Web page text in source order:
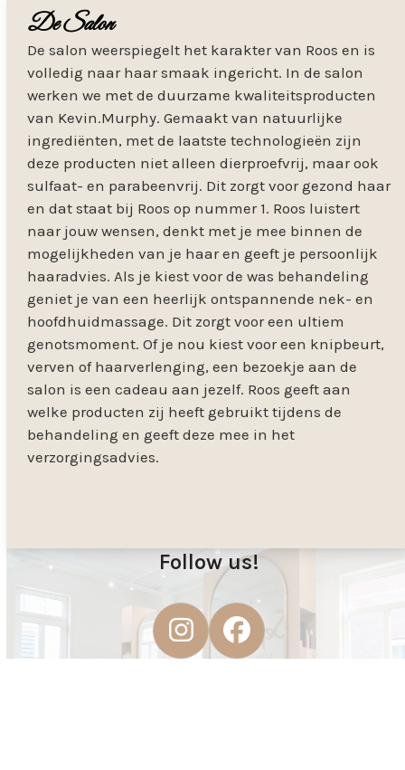
De Salon
De salon weerspiegelt het karakter van Roos en is
volledig naar haar smaak ingericht. In de salon
werken we met de duurzame kwaliteitsproducten
van Kevin.Murphy. Gemaakt van natuurlijke
ingrediënten, met de laatste technologieën zijn
deze producten niet alleen dierproefvrij, maar ook
sulfaat- en parabeenvrij. Dit zorgt voor gezond haar
en dat staat bij Roos op nummer 1. Roos luistert
naar jouw wensen, denkt met je mee binnen de
mogelijkheden van je haar en geeft je persoonlijk
haaradvies. Als je kiest voor de was behandeling
geniet je van een heerlijk ontspannende nek- en
hoofdhuidmassage. Dit zorgt voor een ultiem
genotsmoment. Of je nou kiest voor een knipbeurt,
verven of haarverlenging, een bezoekje aan de
salon is een cadeau aan jezelf. Roos geeft aan
welke producten zij heeft gebruikt tijdens de
behandeling en geeft deze mee in het
verzorgingsadvies.
Follow us!
Instagram
Facebook